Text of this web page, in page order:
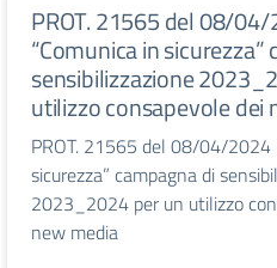
PROT. 21565 del 08/
“Comunica in sicurezza”
sensibilizzazione
utilizzo consapevole dei
PROT. 21565 del 08/04/2024
sicurezza” campagna di
2023_2024 per un utilizzo
new media